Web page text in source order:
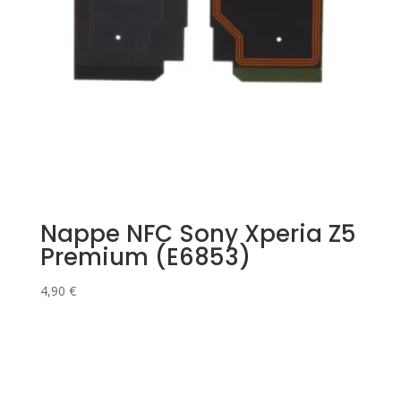
Nappe NFC Sony Xperia Z5
Premium (E6853)
4,90 €